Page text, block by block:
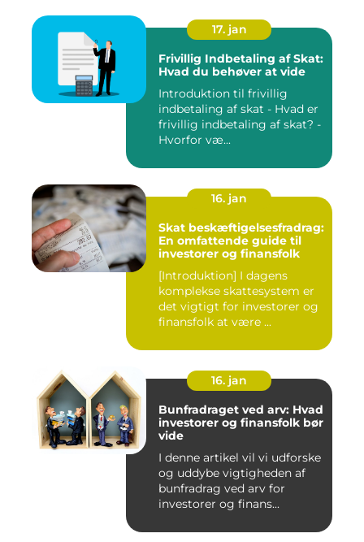
17. jan
Frivillig Indbetaling af Skat:
Hvad du behøver at vide
Introduktion til frivillig
indbetaling af skat - Hvad er
frivillig indbetaling af skat? -
Hvorfor væ...
16. jan
Skat beskæftigelsesfradrag:
En omfattende guide til
investorer og finansfolk
[Introduktion] I dagens
komplekse skattesystem er
det vigtigt for investorer og
finansfolk at være ...
16. jan
Bunfradraget ved arv: Hvad
investorer og finansfolk bør
vide
I denne artikel vil vi udforske
og uddybe vigtigheden af
bunfradrag ved arv for
investorer og finans...